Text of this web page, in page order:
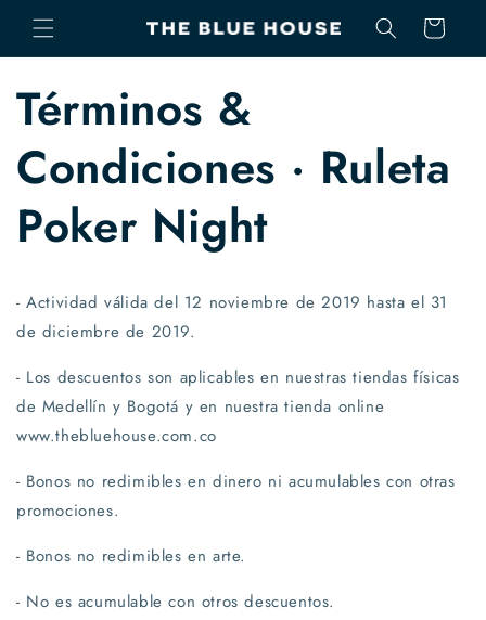
directamente
al contenido
Carrito
Términos &
Condiciones · Ruleta
Poker Night
- Actividad válida del 12 noviembre de 2019 hasta el 31
de diciembre de 2019.
- Los descuentos son aplicables en nuestras tiendas físicas
de Medellín y Bogotá y en nuestra tienda online
www.thebluehouse.com.co
- Bonos no redimibles en dinero ni acumulables con otras
promociones.
- Bonos no redimibles en arte.
- No es acumulable con otros descuentos.